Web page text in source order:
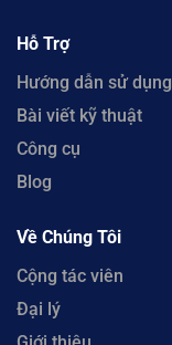
Hỗ Trợ
Hướng dẫn sử dụng
Bài viết kỹ thuật
Công cụ
Blog
Về Chúng Tôi
Cộng tác viên
Đại lý